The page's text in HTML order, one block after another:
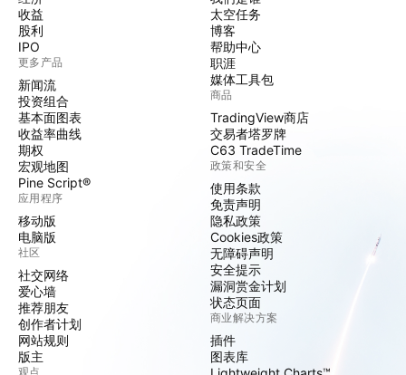
收益
股利
IPO
更多产品
新闻流
投资组合
基本面图表
收益率曲线
期权
宏观地图
Pine Script®
应用程序
移动版
电脑版
社区
社交网络
爱心墙
推荐朋友
创作者计划
网站规则
版主
观点
太空任务
博客
帮助中心
职涯
媒体工具包
商品
TradingView商店
交易者塔罗牌
C63 TradeTime
政策和安全
使用条款
免责声明
隐私政策
Cookies政策
无障碍声明
安全提示
漏洞赏金计划
状态页面
商业解决方案
插件
图表库